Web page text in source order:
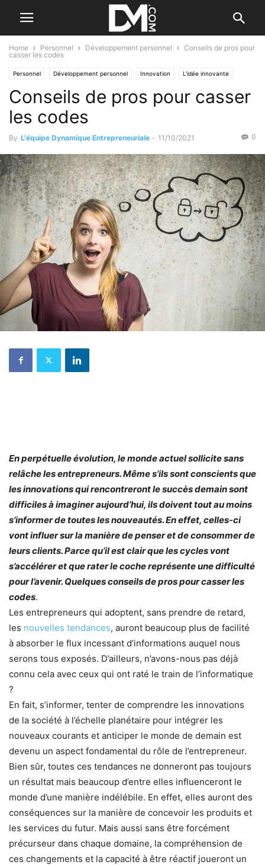
Home Personnel Développement personnel
Conseils de pros pour
casser les codes
Personnel Développement personnel Innovation L'idée innovante
Tendance Les tendances
Conseils de pros pour casser
les codes
By L'équipe Dynamique Entrepreneuriale - 11/10/2021 0
En perpétuelle évolution, le monde actuel sollicite sans
relâche les entrepreneurs. Même s’ils sont conscients que
les innovations qui rencontreront le succès demain sont
difficiles à imaginer aujourd’hui, ils doivent tout au moins
s’informer de toutes les nouveautés. En effet, celles-ci
vont influer sur la manière de penser et de consommer de
leurs clients. Parce qu’il est clair que les cycles vont
s’accélérer et que rater le coche représente une difficulté
pour l’avenir. Quelques conseils de pros pour casser les
codes.
Les entrepreneurs qui adoptent, sans prendre de retard,
les nouvelles tendances, auront beaucoup plus de facilité
à absorber le flux incessant d’informations auquel nous
serons tous exposés. D’ailleurs, n’avons-nous pas déjà
connu cela avec ceux qui ont raté le train de l’informatique
?
En fait, s’informer, tenter de comprendre les innovations
de la société à l’échelle planétaire pour intégrer les
nouveaux courants et anticiper le monde de demain est
devenu un aspect fondamental du rôle de l’entrepreneur.
Bien sûr, toutes ces tendances ne donneront pas toujours
un résultat mais beaucoup d’entre elles influenceront le
monde d’une manière indélébile. En effet, elles auront des
conséquences sur la manière de concevoir les produits et
les services du futur. Mais aussi sans être forcément
précurseur dans chaque domaine, la compréhension de
ces changements et la capacité à être réactif joueront un